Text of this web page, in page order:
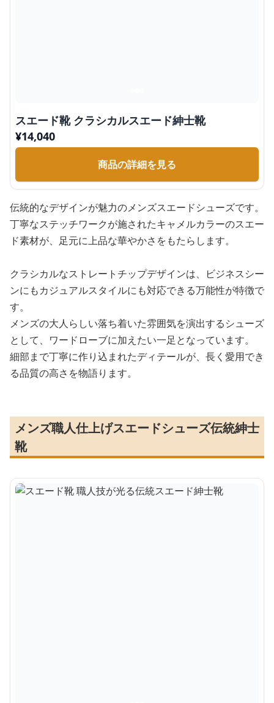
スエード靴 クラシカルスエード紳士靴
¥14,040
商品の詳細を見る
伝統的なデザインが魅力のメンズスエードシューズです。
丁寧なステッチワークが施されたキャメルカラーのスエー
ド素材が、足元に上品な華やかさをもたらします。
クラシカルなストレートチップデザインは、ビジネスシー
ンにもカジュアルスタイルにも対応できる万能性が特徴で
す。
メンズの大人らしい落ち着いた雰囲気を演出するシューズ
として、ワードローブに加えたい一足となっています。
細部まで丁寧に作り込まれたディテールが、長く愛用でき
る品質の高さを物語ります。
メンズ職人仕上げスエードシューズ伝統紳士
靴